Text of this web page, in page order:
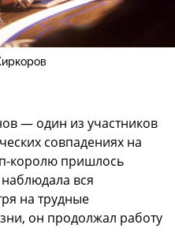
— один из участников
совпадениях на
королю пришлось
вся
на трудные
он продолжал работу